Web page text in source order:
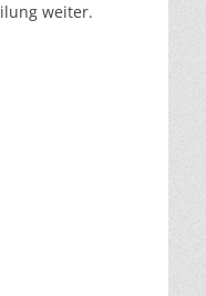
weiter.